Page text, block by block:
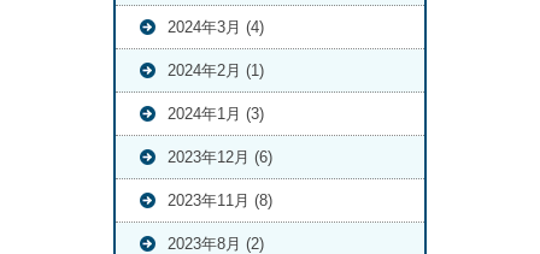
2024年3月 (4)
2024年2月 (1)
2024年1月 (3)
2023年12月 (6)
2023年11月 (8)
2023年8月 (2)